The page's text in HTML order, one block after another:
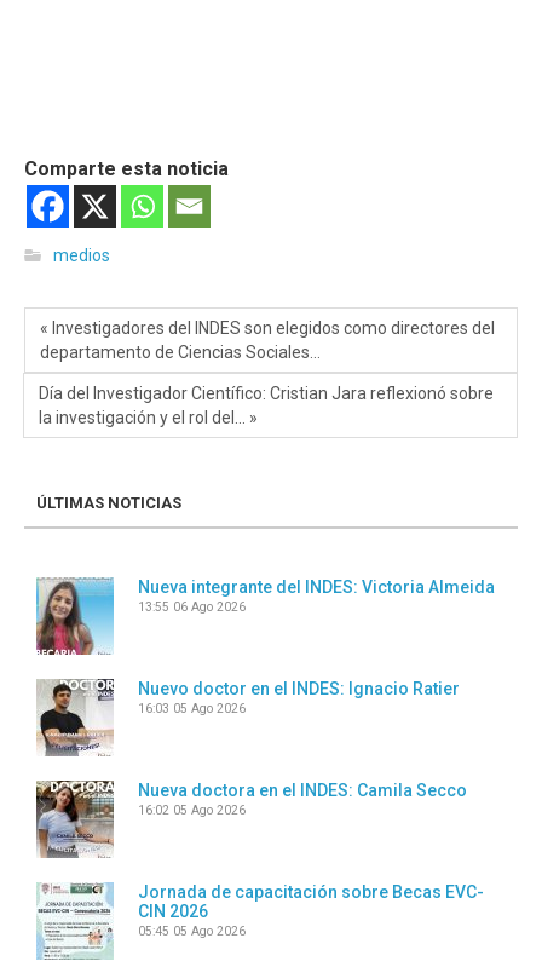
Comparte esta noticia
medios
« Investigadores del INDES son elegidos como directores del
departamento de Ciencias Sociales…
Día del Investigador Científico: Cristian Jara reflexionó sobre
la investigación y el rol del… »
ÚLTIMAS NOTICIAS
Nueva integrante del INDES: Victoria Almeida
13:55 06 Ago 2026
Nuevo doctor en el INDES: Ignacio Ratier
16:03 05 Ago 2026
Nueva doctora en el INDES: Camila Secco
16:02 05 Ago 2026
Jornada de capacitación sobre Becas EVC-
CIN 2026
05:45 05 Ago 2026